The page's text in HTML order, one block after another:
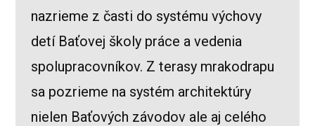
nazrieme z časti do systému výchovy
detí Baťovej školy práce a vedenia
spolupracovníkov. Z terasy mrakodrapu
sa pozrieme na systém architektúry
nielen Baťových závodov ale aj celého